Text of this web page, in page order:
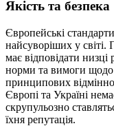
Якість та безпека
Європейські
найсуворіших у
має відповідати низці
норми та вимоги
принципових
Європі та Україні
скрупульозно
їхня репутація.